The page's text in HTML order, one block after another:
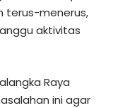
terus-menerus,
aktivitas
Raya
ini agar